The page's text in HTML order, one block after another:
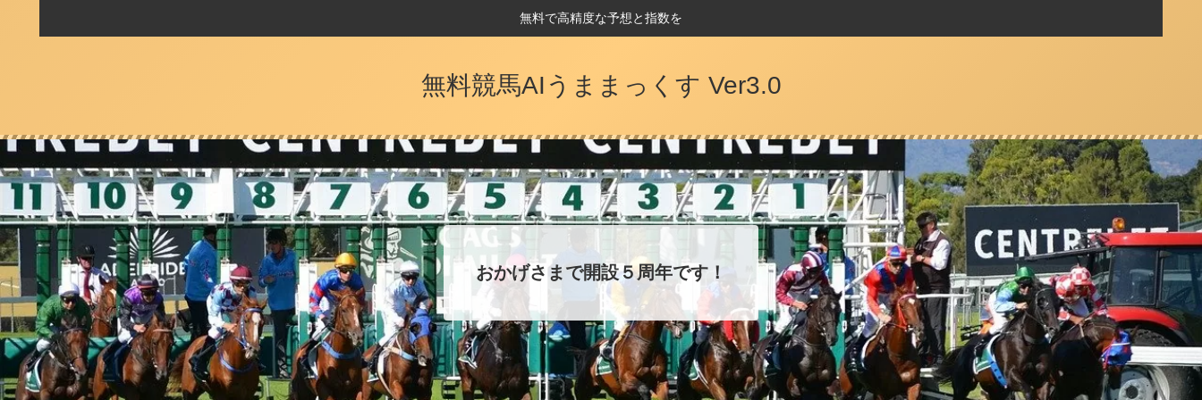
無料で高精度な予想と指数を
無料競馬AIうままっくす Ver3.0
おかげさまで開設５周年です！